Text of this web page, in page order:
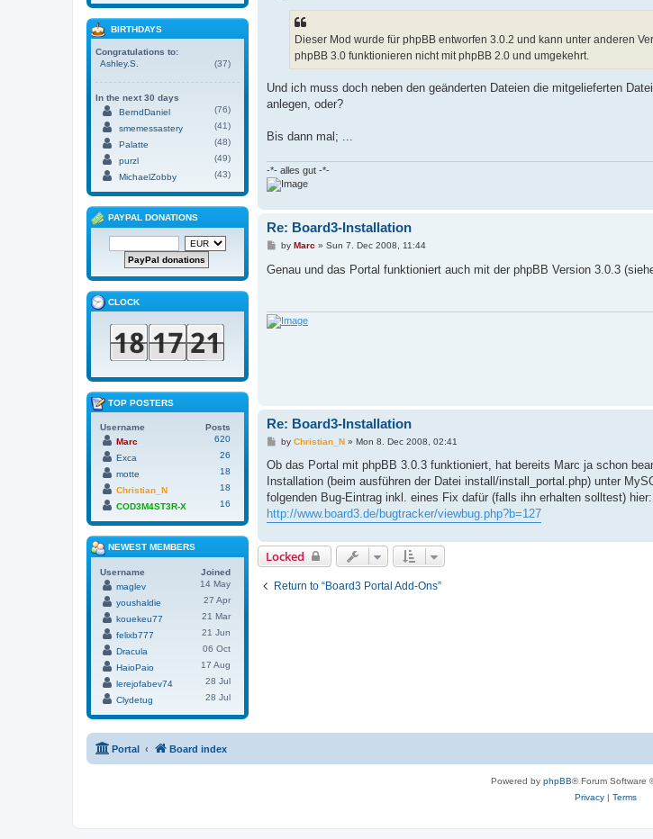
Dieser Mod wurde für phpBB entworfen 3.0.2 und kann unter anderen
phpBB 3.0 funktionieren nicht mit phpBB 2.0 und umgekehrt.
Und ich muss doch neben den geänderten Dateien die mitgelieferten
anlegen, oder?
Bis dann mal; ...
-*- alles gut -*-
Re: Board3-Installation
P
s
t
by Marc » Sun 7. Dec 2008, 11:44
Genau und das Portal funktioniert auch mit der phpBB Version 3.0.3
Re: Board3-Installation
P
s
by Christian_N» Mon 8. Dec 2008, 02:41
Ob das Portal mit phpBB 3.0.3 funktioniert, hat bereits Marc ja schon
Installation (beim ausführen der Datei install/install_portal.php) unter
folgenden Bug-Eintrag inkl. eines Fix dafür (falls ihn erhalten solltest) hier:
http://www.board3.de/bugtracker/viewbug.php?b=127
Locked
Return to “Board3 Portal Add-Ons”
BIRTHDAYS
Congratulations to:
Ashley.S.
(37)
In the next 30 days
BerndDaniel
(76)
smemessastery
(41)
Palatte
(48)
purzl
(49)
MichaelZobby
(43)
PAYPAL DONATIONS
CLOCK
TOP POSTERS
Username
Posts
Marc
620
Exca
26
motte
18
Christian_N
18
COD3M4ST3R-X
16
NEWEST MEMBERS
Username
Joined
maglev
14 May
youshaldie
27 Apr
kouekeu77
21 Mar
felixb777
21 Jun
Dracula
06 Oct
HaioPaio
17 Aug
lerejofabev74
28 Jul
Clydetug
28 Jul
Portal Board index
Powered by phpBB® Forum Software
Privacy| Terms